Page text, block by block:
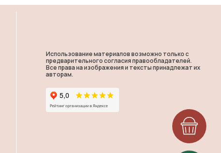
Использование материалов возможно только с
предварительного согласия правообладателей.
Все права на изображения и тексты принадлежат их
авторам.